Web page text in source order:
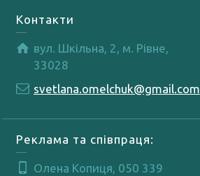
Контакти
вул. Шкільна, 2, м. Рівне,
33028
svetlana.omelchuk@gmail.com
Реклама та співпраця:
Олена Копиця, 050 339